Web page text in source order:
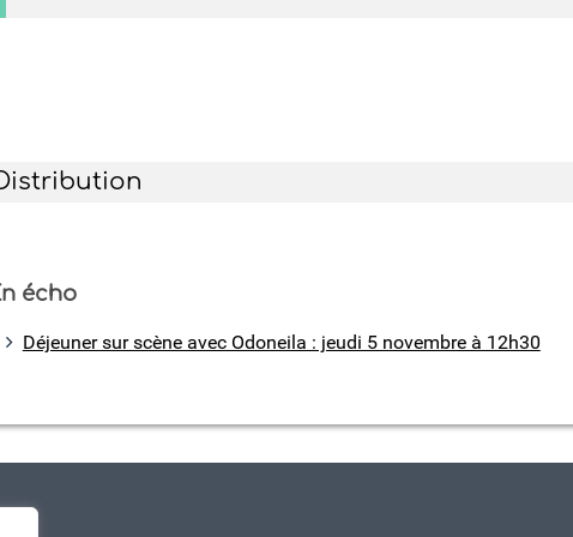
écho
Déjeuner sur scène avec Odoneila : jeudi 5 novembre à 12h30